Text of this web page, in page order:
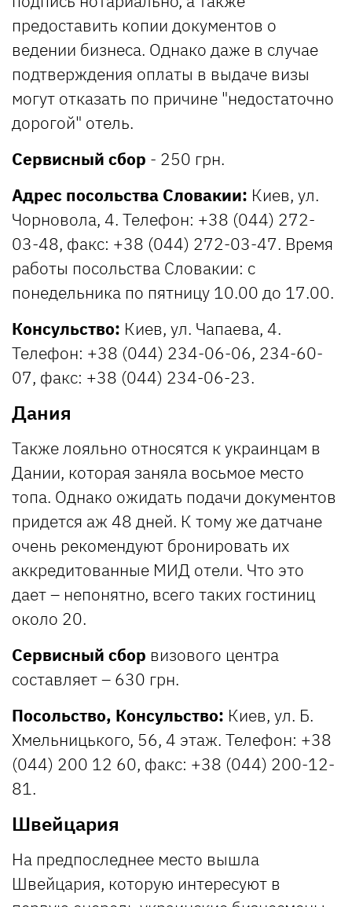
предоставить копии документов о
ведении бизнеса. Однако даже в случае
подтверждения оплаты в выдаче визы
могут отказать по причине "недостаточно
дорогой" отель.
Сервисный сбор - 250 грн.
Адрес посольства Словакии: Киев, ул.
Чорновола, 4. Телефон: +38 (044) 272-
03-48, факс: +38 (044) 272-03-47. Время
работы посольства Словакии: с
понедельника по пятницу 10.00 до 17.00.
Консульство: Киев, ул. Чапаева, 4.
Телефон: +38 (044) 234-06-06, 234-60-
07, факс: +38 (044) 234-06-23.
Дания
Также лояльно относятся к украинцам в
Дании, которая заняла восьмое место
топа. Однако ожидать подачи документов
придется аж 48 дней. К тому же датчане
очень рекомендуют бронировать их
аккредитованные МИД отели. Что это
дает – непонятно, всего таких гостиниц
около 20.
Сервисный сбор визового центра
составляет – 630 грн.
Посольство, Консульство: Киев, ул. Б.
Хмельницького, 56, 4 этаж. Телефон: +38
(044) 200 12 60, факс: +38 (044) 200-12-
81.
Швейцария
На предпоследнее место вышла
Швейцария, которую интересуют в